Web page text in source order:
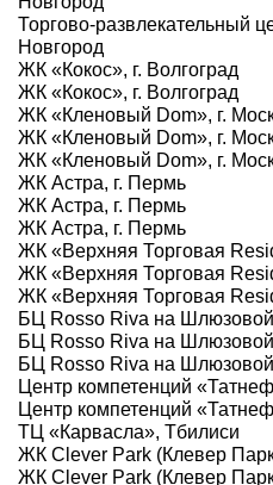
Торгово-развлекательный
Новгород
ЖК «Кокос», г. Волгоград
ЖК «Кокос», г. Волгоград
ЖК «Кленовый Dom», г.
ЖК «Кленовый Dom», г.
ЖК «Кленовый Dom», г.
ЖК Астра, г. Пермь
ЖК Астра, г. Пермь
ЖК Астра, г. Пермь
ЖК «Верхняя Торговая
ЖК «Верхняя Торговая
ЖК «Верхняя Торговая
БЦ Rosso Riva на
БЦ Rosso Riva на
БЦ Rosso Riva на
Центр компетенций
Центр компетенций
ТЦ «Карвасла», Тбилиси
ЖК Clever Park (Клевер
ЖК Clever Park (Клевер